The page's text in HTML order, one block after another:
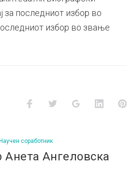
за последниот избор во
избор во звање
FacebookTwitter Google+
Научен соработник
Анета Ангеловска